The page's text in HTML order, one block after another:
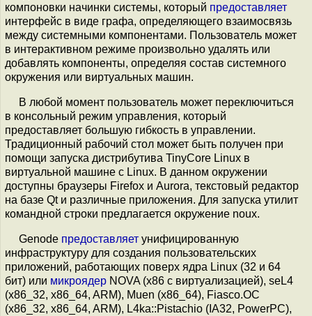
компоновки начинки системы, который предоставляет
интерфейс в виде графа, определяющего взаимосвязь
между системными компонентами. Пользователь может
в интерактивном режиме произвольно удалять или
добавлять компоненты, определяя состав системного
окружения или виртуальных машин.
В любой момент пользователь может переключиться
в консольный режим управления, который
предоставляет большую гибкость в управлении.
Традиционный рабочий стол может быть получен при
помощи запуска дистрибутива TinyCore Linux в
виртуальной машине с Linux. В данном окружении
доступны браузеры Firefox и Aurora, текстовый редактор
на базе Qt и различные приложения. Для запуска утилит
командной строки предлагается окружение noux.
Genode предоставляет унифицированную
инфраструктуру для создания пользовательских
приложений, работающих поверх ядра Linux (32 и 64
бит) или микроядер NOVA (x86 с виртуализацией), seL4
(x86_32, x86_64, ARM), Muen (x86_64), Fiasco.OC
(x86_32, x86_64, ARM), L4ka::Pistachio (IA32, PowerPC),